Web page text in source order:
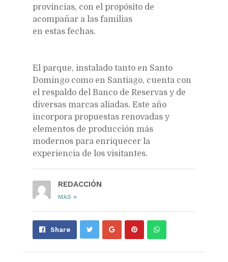
provincias, con el propósito de
acompañar a las familias
en estas fechas.
El parque, instalado tanto en Santo
Domingo como en Santiago, cuenta con
el respaldo del Banco de Reservas y de
diversas marcas aliadas. Este año
incorpora propuestas renovadas y
elementos de producción más
modernos para enriquecer la
experiencia de los visitantes.
REDACCIÓN
MAS »
Share Share Pin Send